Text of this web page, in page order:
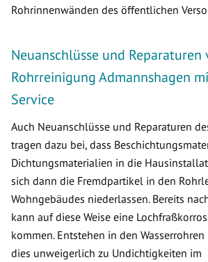
Rohrinnenwänden des öffentlichen
Neuanschlüsse und Reparaturen
Rohrreinigung Admannshagen
Service
Auch Neuanschlüsse und Reparaturen
tragen dazu bei, dass
Dichtungsmaterialien in die
sich dann die Fremdpartikel in den
Wohngebäudes niederlassen. Bereits
kann auf diese Weise eine
kommen. Entstehen in den
dies unweigerlich zu Undichtigkeiten im